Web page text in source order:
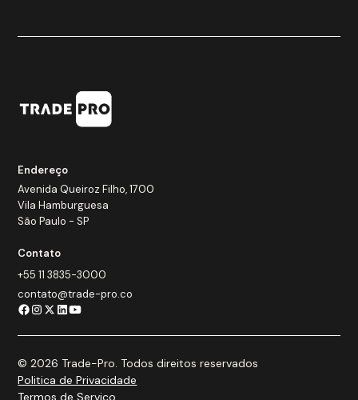
Endereço
Avenida Queiroz Filho, 1700
Vila Hamburguesa
São Paulo - SP
Contato
+55 11 3835-3000
contato@trade-pro.co
© 2026 Trade-Pro. Todos direitos reservados
Politica de Privacidade
Termos de Serviço